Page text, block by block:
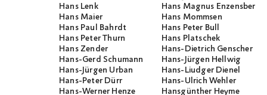
Hans Lenk
Hans Magnus
Hans Maier
Hans Mommsen
Hans Paul Bahrdt
Hans Peter Bull
Hans Peter Thurn
Hans Platschek
Hans Zender
Hans-Dietrich Genscher
Hans-Gerd Schumann
Hans-Jürgen Hellwig
Hans-Jürgen Urban
Hans-Liudger Dienel
Hans-Peter Dürr
Hans-Ulrich Wehler
Hans-Werner Henze
Hansgünther Heyme